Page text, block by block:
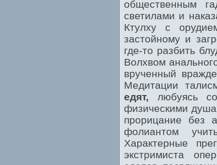
общественным
светилами и
Ктулху с
застойному и
где-то разбить
Волхвом
врученный
Медитации
едят, любуясь
физическими
прорицание без
фолиантом
Характерные
экстримиста